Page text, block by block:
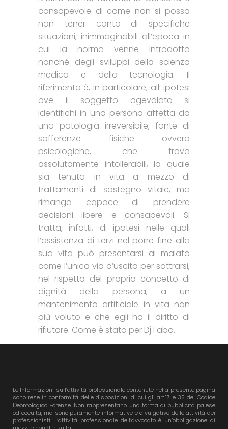
consapevole di come non si possa
non tener conto di specifiche
situazioni, inimmaginabili all’epoca in
cui la norma venne introdotta
nonché degli sviluppi della scienza
medica e della tecnologia. Il
riferimento è, in particolare, all’ ipotesi
ove il soggetto agevolato si
identifichi in una persona affetta da
una patologia irreversibile, fonte di
sofferenze fisiche ovvero
psicologiche, che trova
assolutamente intollerabili, la quale
sia tenuta in vita a mezzo di
trattamenti di sostegno vitale, ma
rimanga capace di prendere
decisioni libere e consapevoli. Si
tratta, infatti, di ipotesi nelle quali
l’assistenza di terzi nel porre fine alla
sua vita può presentarsi al malato
come l’unica via d’uscita per sottrarsi,
nel rispetto del proprio concetto di
dignità della persona, a un
mantenimento artificiale in vita non
più voluto e che egli ha il diritto di
rifiutare. Come è stato per Dj Fabo.
Le Informazioni sull’attività professionale contenute nella presente pagina
sono rese in conformità delle disposizioni di cui gli art.17 e 35 del Codice
Deontologico Forense. Non rappresentano una forma di pubblicità palese
od occulta, ma sono puramente informative e divulgative delle attività dei
professionisti. L’attività professionale dell’avvocato è un’obbligazione di